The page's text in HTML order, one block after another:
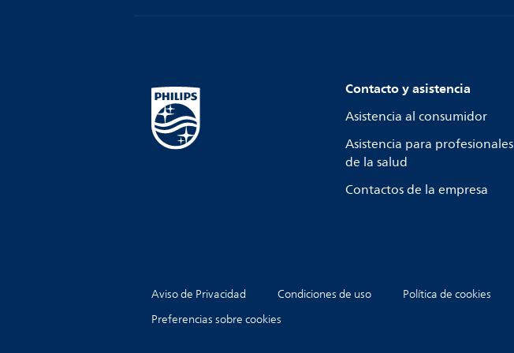
Contacto y asistencia
Asistencia al consumidor
Asistencia para profesionales
de la salud
Contactos de la empresa
Aviso de Privacidad Condiciones de uso
Política de cookies
Preferencias sobre cookies